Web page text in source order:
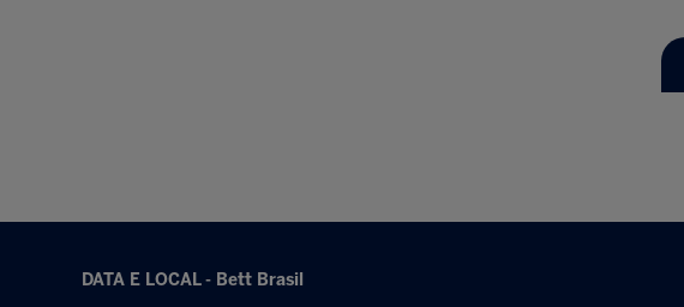
DATA E LOCAL - Bett Brasil